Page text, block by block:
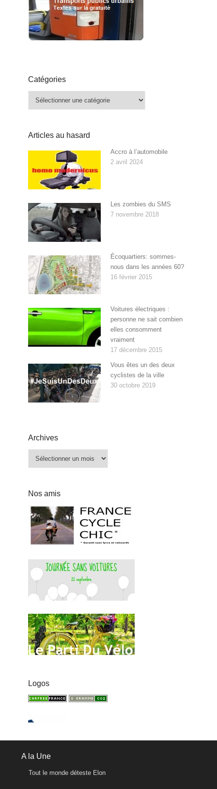
Catégories
Catégories
Articles au hasard
Accro à l’automobile
2 avril 2024
Les zombies du SMS
7 novembre 2018
Écoquartiers: sommes-
nous dans les années 60?
16 février 2015
Voitures électriques :
personne ne sait combien
elles consomment
vraiment
17 décembre 2015
Vous êtes un des deux
cyclistes de la ville
30 octobre 2019
Archives
Archives
Nos amis
Logos
A la Une
Tout le monde déteste Elon